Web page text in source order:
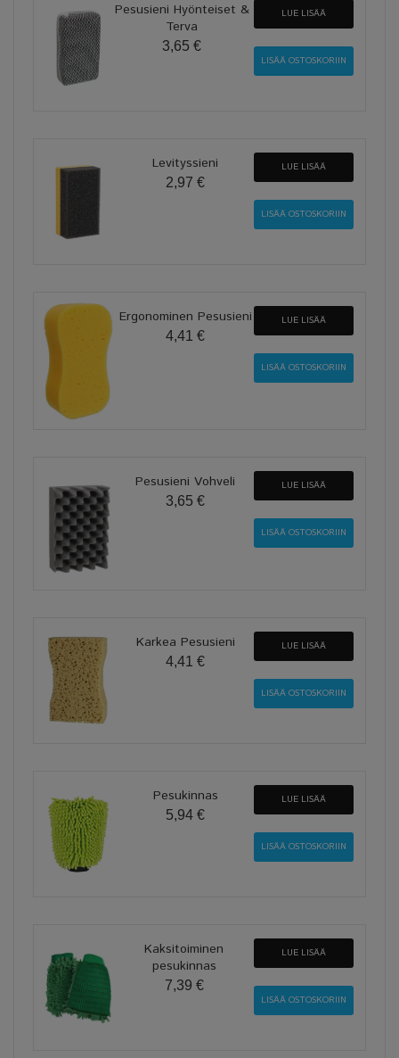
Pesusieni Hyönteiset &
Terva
3,65 €
LUE LISÄÄ
Levityssieni
2,97 €
LUE LISÄÄ
Ergonominen Pesusieni
4,41 €
LUE LISÄÄ
Pesusieni Vohveli
3,65 €
LUE LISÄÄ
Karkea Pesusieni
4,41 €
LUE LISÄÄ
Pesukinnas
5,94 €
LUE LISÄÄ
Kaksitoiminen
pesukinnas
7,39 €
LUE LISÄÄ